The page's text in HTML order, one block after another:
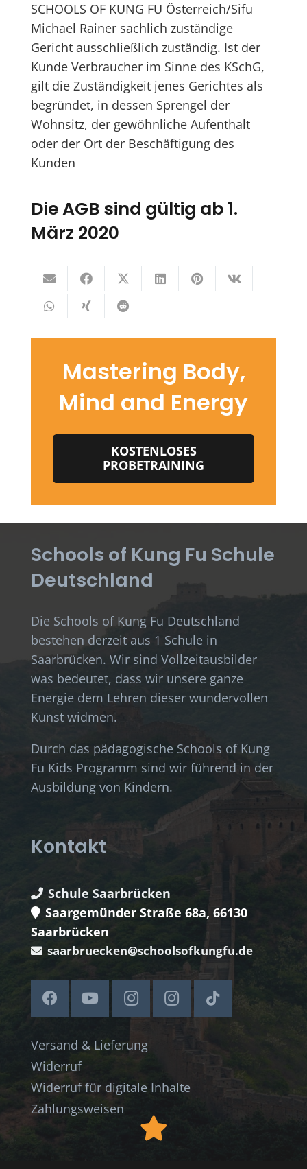
SCHOOLS OF KUNG FU Österreich/Sifu
Michael Rainer sachlich zuständige
Gericht ausschließlich zuständig. Ist der
Kunde Verbraucher im Sinne des KSchG,
gilt die Zuständigkeit jenes Gerichtes als
begründet, in dessen Sprengel der
Wohnsitz, der gewöhnliche Aufenthalt
oder der Ort der Beschäftigung des
Kunden
Die AGB sind gültig ab 1.
März 2020
Mastering Body,
Mind and Energy
KOSTENLOSES
PROBETRAINING
Schools of Kung Fu Schule
Deutschland
Die Schools of Kung Fu Deutschland
bestehen derzeit aus 1 Schule in
Saarbrücken. Wir sind Vollzeitausbilder
was bedeutet, dass wir unsere ganze
Energie dem Lehren dieser wundervollen
Kunst widmen.
Durch das pädagogische Schools of Kung
Fu Kids Programm sind wir führend in der
Ausbildung von Kindern.
Kontakt
Schule Saarbrücken
Saargemünder Straße 68a, 66130
Saarbrücken
saarbruecken@schoolsofkungfu.de
Versand & Lieferung
Widerruf
Widerruf für digitale Inhalte
Zahlungsweisen